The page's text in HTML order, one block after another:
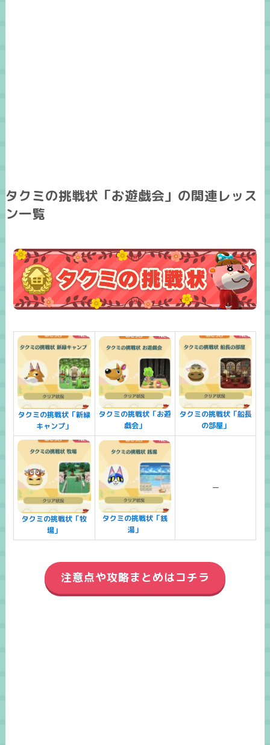
タクミの挑戦状「お遊戯会」の関連レッス
ン一覧
タクミの挑戦状「新緑
キャンプ」
タクミの挑戦状「お遊
戯会」
タクミの挑戦状「船長
の部屋」
タクミの挑戦状「牧
場」
タクミの挑戦状「銭
湯」
ー
注意点や攻略まとめはコチラ